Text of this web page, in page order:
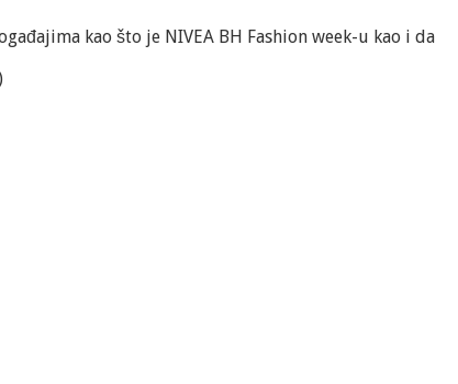
kao što je NIVEA BH Fashion week-u kao i da